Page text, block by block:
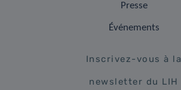
Presse
Événements
Inscrivez-vous à la
newsletter du LIH